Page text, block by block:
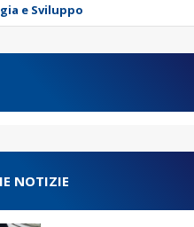
e Sviluppo
NOTIZIE